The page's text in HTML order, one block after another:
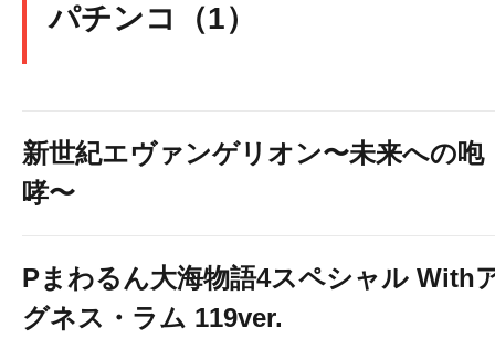
パチンコ（1）
新世紀エヴァンゲリオン〜未来への咆
哮〜
Pまわるん大海物語4スペシャル With
グネス・ラム 119ver.